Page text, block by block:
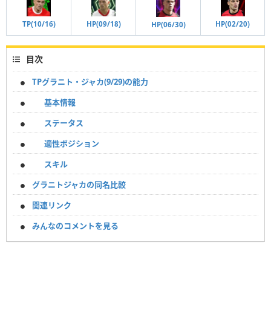
TP(10/16) HP(09/18) HP(06/30) HP(02/20)
目次
TPグラニト・ジャカ(9/29)の能力
基本情報
ステータス
適性ポジション
スキル
グラニトジャカの同名比較
関連リンク
みんなのコメントを見る